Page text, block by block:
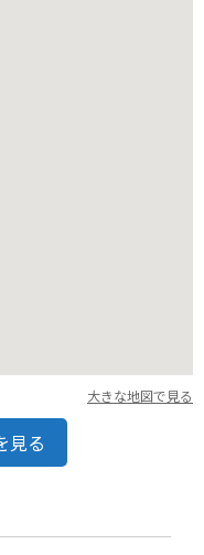
大きな地図で見る
見る